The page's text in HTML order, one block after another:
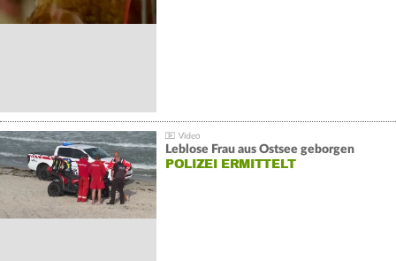
Leblose Frau aus Ostsee geborgen
POLIZEI ERMITTELT